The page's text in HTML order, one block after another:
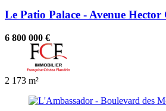
Le Patio Palace - Avenue Hector
6 800 000 €
2 173 m²